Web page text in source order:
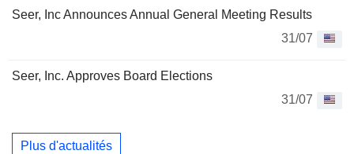
Seer, Inc Announces Annual General Meeting Results
31/07
Seer, Inc. Approves Board Elections
31/07
Plus d'actualités